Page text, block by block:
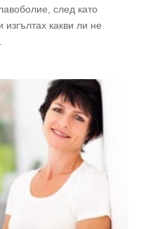
след като
какви ли не